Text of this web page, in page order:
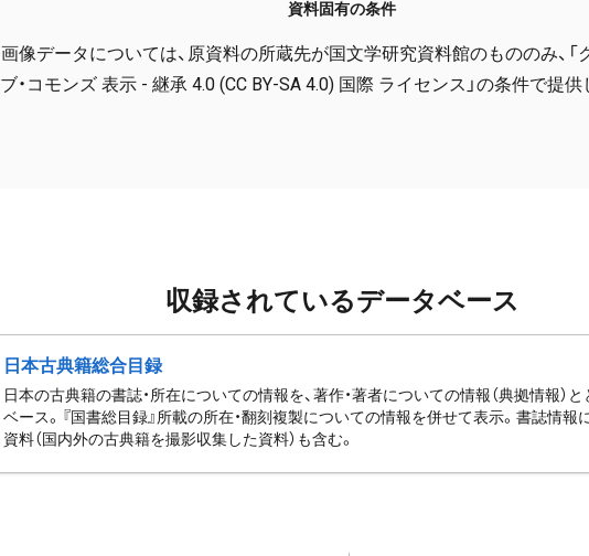
資料固有の条件
画像データについては、原資料の所蔵先が国文学研究資料館のもののみ、「
ブ・コモンズ 表示 - 継承 4.0 (CC BY-SA 4.0) 国際 ライセンス」の条件で提供
収録されているデータベース
日本古典籍総合目録
日本の古典籍の書誌・所在についての情報を、著作・著者についての情報（典拠情報）
ベース。『国書総目録』所載の所在・翻刻複製についての情報を併せて表示。書誌情報
資料（国内外の古典籍を撮影収集した資料）も含む。